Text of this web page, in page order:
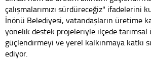
çalışmalarımızı sürdüreceğiz" ifadelerini
İnönü Belediyesi, vatandaşların üretime
yönelik destek projeleriyle ilçede
güçlendirmeyi ve yerel kalkınmaya katkı
ediyor.